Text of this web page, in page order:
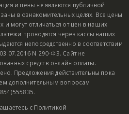
и цены не являются публичной
в ознакомительных целях. Все цены
и могут отличаться от цен в наших
проводятся через кассы наших
непосредственно в соответствии
N 290-ФЗ. Сайт не
средств онлайн оплаты.
Предложения действительны пока
дополнительным вопросам
с Политикой